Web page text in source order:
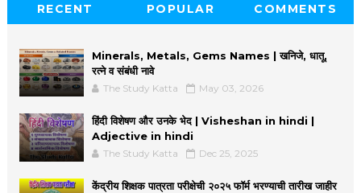
RECENT POPULAR COMMENTS
Minerals, Metals, Gems Names | खनिजे, धातू,
रत्ने व संबंधी नावे
The Study Katta May 03, 2026
हिंदी विशेषण और उनके भेद | Visheshan in hindi |
Adjective in hindi
The Study Katta Dec 25, 2025
केंद्रीय शिक्षक पात्रता परीक्षेची २०२५ फॉर्म भरण्याची तारीख जाहीर